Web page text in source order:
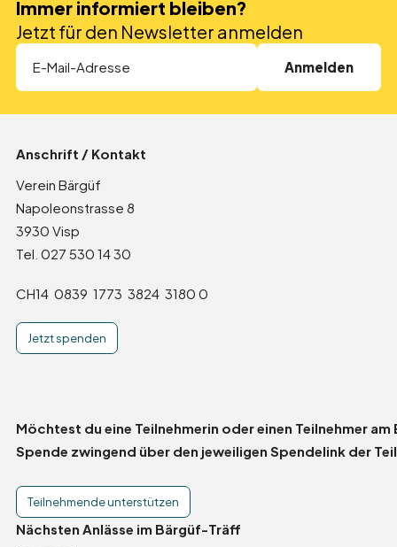
Direktspenden
Anlassspende
Erbschaften und Legate
Partner
Hilft
Immer informiert bleiben?
Jetzt für den Newsletter anmelden
Anschrift / Kontakt
Verein Bärgüf
Napoleonstrasse 8
3930 Visp
Tel. 027 530 14 30
CH14 0839 1773 3824 3180 0
Jetzt spenden
Möchtest du eine Teilnehmerin oder einen Teilnehmer
Spende zwingend über den jeweiligen Spendelink der
Teilnehmende unterstützen
Nächsten Anlässe im Bärgüf-Träff